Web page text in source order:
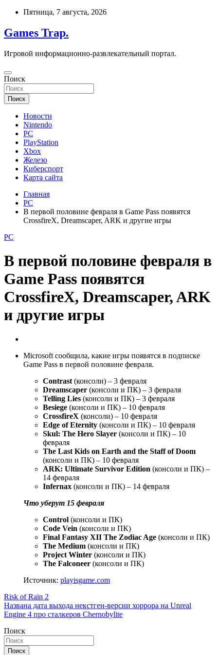
Перейти
содержимому
Пятница, 7 августа, 2026
Games Trap.
Игровой информационно-развлекательный портал.
Поиск
Поиск
Новости
Nintendo
PC
PlayStation
Xbox
Железо
Киберспорт
Карта сайта
Главная
PC
В первой половине февраля в Game Pass появятся
CrossfireX, Dreamscaper, ARK и другие игры
PC
В первой половине февраля в
Game Pass появятся
CrossfireX, Dreamscaper, ARK
и другие игры
Microsoft сообщила, какие игры появятся в подписке
Game Pass в первой половине февраля.
Contrast (консоли) – 3 февраля
Dreamscaper (консоли и ПК) – 3 февраля
Telling Lies (консоли и ПК) – 3 февраля
Besiege (консоли и ПК) – 10 февраля
CrossfireX (консоли) – 10 февраля
Edge of Eternity (консоли и ПК) – 10 февраля
Skul: The Hero Slayer (консоли и ПК) – 10
февраля
The Last Kids on Earth and the Staff of Doom
(консоли и ПК) – 10 февраля
ARK: Ultimate Survivor Edition (консоли и ПК) –
14 февраля
Infernax (консоли и ПК) – 14 февраля
Что уберут 15 февраля
Control (консоли и ПК)
Code Vein (консоли и ПК)
Final Fantasy XII The Zodiac Age (консоли и ПК)
The Medium (консоли и ПК)
Project Winter (консоли и ПК)
The Falconeer (консоли и ПК)
Источник: playisgame.com
Навигация
по
Risk of Rain 2
Названа дата выхода некстген-версии хоррора на Unreal
Engine 4 про сталкеров Chernobylite
Поиск
Поиск